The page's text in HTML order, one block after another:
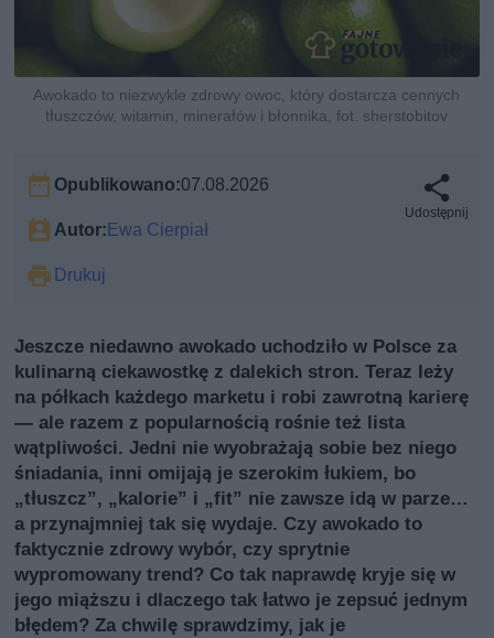
Awokado to niezwykle zdrowy owoc, który dostarcza cennych
tłuszczów, witamin, minerałów i błonnika, fot. sherstobitov
Opublikowano:07.08.2026
Autor: Ewa Cierpiał
Drukuj
Udostępnij
Jeszcze niedawno awokado uchodziło w Polsce za
kulinarną ciekawostkę z dalekich stron. Teraz leży
na półkach każdego marketu i robi zawrotną karierę
— ale razem z popularnością rośnie też lista
wątpliwości. Jedni nie wyobrażają sobie bez niego
śniadania, inni omijają je szerokim łukiem, bo
„tłuszcz”, „kalorie” i „fit” nie zawsze idą w parze…
a przynajmniej tak się wydaje. Czy awokado to
faktycznie zdrowy wybór, czy sprytnie
wypromowany trend? Co tak naprawdę kryje się w
jego miąższu i dlaczego tak łatwo je zepsuć jednym
błędem? Za chwilę sprawdzimy, jak je